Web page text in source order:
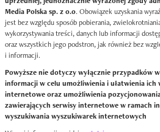
Media Polska sp. z o.o. Obowiązek uzyskania
jest bez względu sposób pobierania,
wykorzystywania treści, danych lub informacji
oraz wszystkich jego podstron, jak również bez
i informacji.
Powyższe nie dotyczy wyłącznie przypadków
informacji w celu umożliwienia i ułatwienia
internetowe oraz umożliwienia
zawierających serwisy internetowe w ramach
wyszukiwania wyszukiwarek internetowych